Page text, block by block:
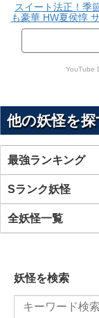
スイート法正！季
も豪華 HW夏侯惇
ウォーズ】天星メ
YouTube
他の妖怪を探
最強ランキング
Sランク妖怪
全妖怪一覧
妖怪を検索